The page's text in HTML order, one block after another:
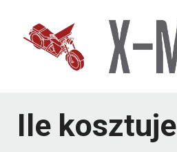
Ile kosztuje